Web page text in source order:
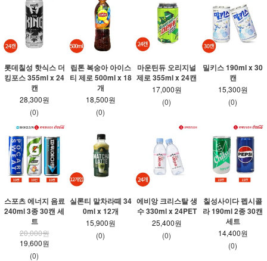
롯데칠성 핫식스 더
킹포스 355ml x 24
캔
28,300원
(0)
립톤 복숭아 아이스
티 제로 500ml x 18
개
18,500원
(0)
마운틴듀 오리지널
제로 355ml x 24캔
17,000원
(0)
밀키스 190ml x 30
캔
15,300원
(0)
스포츠 에너지 음료
240ml 3종 30캔 세
트
20,000원
19,600원
(0)
실론티 말차라떼 34
0ml x 12개
15,900원
(0)
에비앙 크리스탈 생
수 330ml x 24PET
25,400원
(0)
칠성사이다 펩시콜
라 190ml 2종 30캔
세트
14,400원
(0)